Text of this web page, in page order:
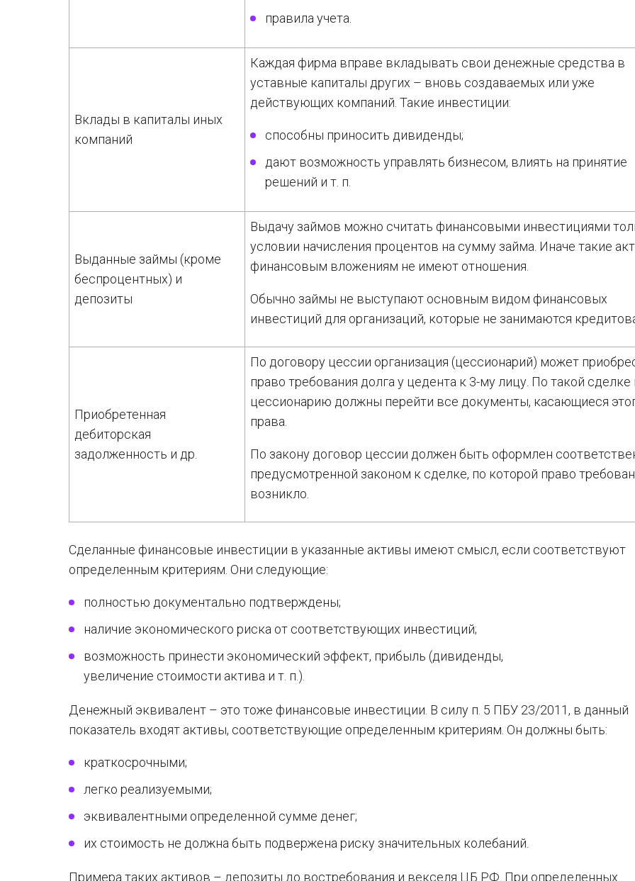
правила учета.
Вклады в капиталы иных
компаний
Каждая фирма вправе вкладывать свои денежные средства в
уставные капиталы других – вновь создаваемых или уже
действующих компаний. Такие инвестиции:
способны приносить дивиденды;
дают возможность управлять бизнесом, влиять на принятие
решений и т. п.
Выданные займы (кроме
беспроцентных) и
депозиты
Выдачу займов можно считать финансовыми инвестициями
условии начисления процентов на сумму займа. Иначе такие
финансовым вложениям не имеют отношения.
Обычно займы не выступают основным видом финансовых
инвестиций для организаций, которые не занимаются
Приобретенная
дебиторская
задолженность и др.
По договору цессии организация (цессионарий) может
право требования долга у цедента к 3-му лицу. По такой сделке
цессионарию должны перейти все документы, касающиеся
права.
По закону договор цессии должен быть оформлен
предусмотренной законом к сделке, по которой право
возникло.
Сделанные финансовые инвестиции в указанные активы имеют смысл, если соответствуют
определенным критериям. Они следующие:
полностью документально подтверждены;
наличие экономического риска от соответствующих инвестиций;
возможность принести экономический эффект, прибыль (дивиденды,
увеличение стоимости актива и т. п.).
Денежный эквивалент – это тоже финансовые инвестиции. В силу п. 5 ПБУ 23/2011, в данный
показатель входят активы, соответствующие определенным критериям. Он должны быть:
краткосрочными;
легко реализуемыми;
эквивалентными определенной сумме денег;
их стоимость не должна быть подвержена риску значительных колебаний.
Примера таких активов – депозиты до востребования и векселя ЦБ РФ. При определенных